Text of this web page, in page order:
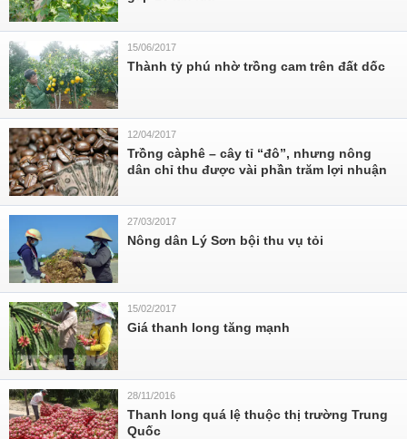
15/06/2017
Thành tỷ phú nhờ trồng cam trên đất dốc
12/04/2017
Trồng càphê – cây tỉ “đô”, nhưng nông
dân chỉ thu được vài phần trăm lợi nhuận
27/03/2017
Nông dân Lý Sơn bội thu vụ tỏi
15/02/2017
Giá thanh long tăng mạnh
28/11/2016
Thanh long quá lệ thuộc thị trường Trung
Quốc